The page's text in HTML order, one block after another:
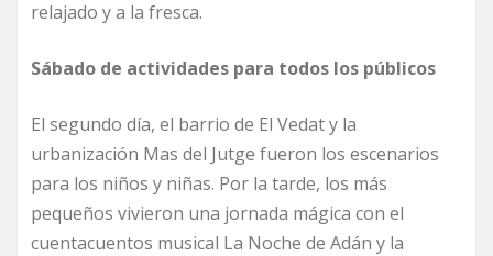
relajado y a la fresca.
Sábado de actividades para todos los públicos
El segundo día, el barrio de El Vedat y la
urbanización Mas del Jutge fueron los escenarios
para los niños y niñas. Por la tarde, los más
pequeños vivieron una jornada mágica con el
cuentacuentos musical La Noche de Adán y la